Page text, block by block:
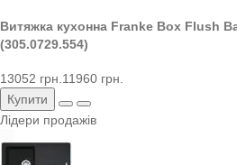
Витяжка кухонна Franke Box Flush
(305.0729.554)
13052 грн.11960 грн.
Купити
Лідери продажів